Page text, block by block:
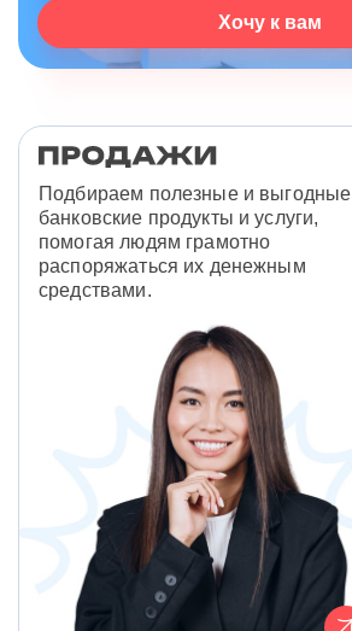
Хочу к вам
Подбираем полезные и выгодные
банковские продукты и услуги,
помогая людям грамотно
распоряжаться их денежным
средствами.